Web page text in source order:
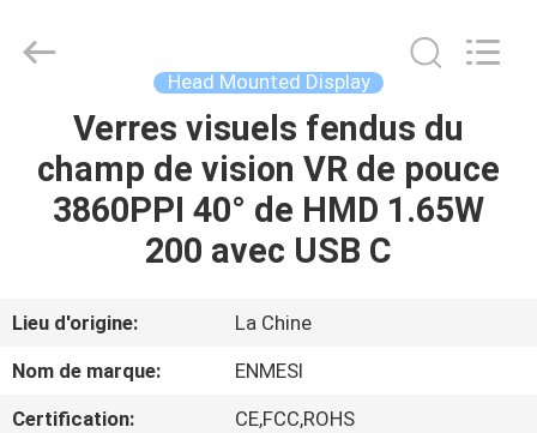
MAISON
PRODUITS
SUJET
DE
NOUS
Intelligence
Technology
Head Mounted Display
Verres visuels fendus du
champ de vision VR de pouce
3860PPI 40° de HMD 1.65W
200 avec USB C
Lieu d'origine:
La Chine
Nom de marque:
ENMESI
Certification:
CE,FCC,ROHS